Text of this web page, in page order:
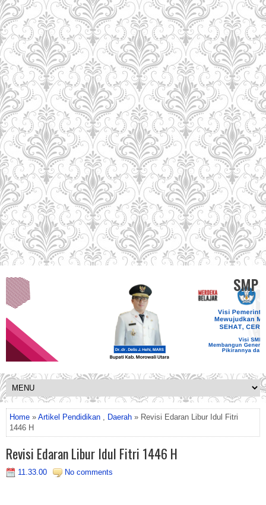
SMP
Home » Artikel Pendidikan , Daerah » Revisi Edaran Libur Idul Fitri
1446 H
Revisi Edaran Libur Idul Fitri 1446 H
11.33.00 No comments